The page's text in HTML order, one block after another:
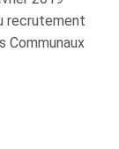
recrutement
Communaux